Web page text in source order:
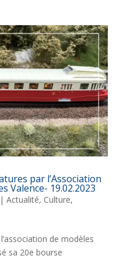
par l’Association
Valence- 19.02.2023
| Actualité, Culture,
de modèles
sa 20e bourse